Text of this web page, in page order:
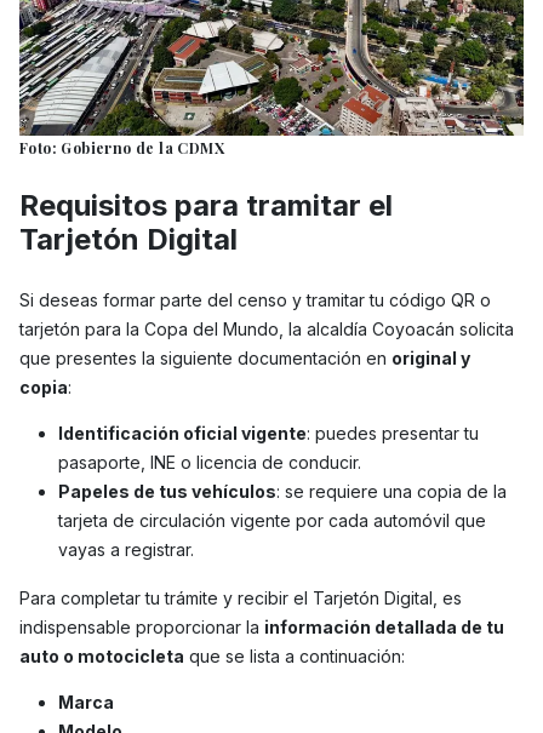
Foto: Gobierno de la CDMX
Requisitos para tramitar el
Tarjetón Digital
Si deseas formar parte del censo y tramitar tu código QR o
tarjetón para la Copa del Mundo, la alcaldía Coyoacán solicita
que presentes la siguiente documentación en original y
copia:
Identificación oficial vigente: puedes presentar tu
pasaporte, INE o licencia de conducir.
Papeles de tus vehículos: se requiere una copia de la
tarjeta de circulación vigente por cada automóvil que
vayas a registrar.
Para completar tu trámite y recibir el Tarjetón Digital, es
indispensable proporcionar la información detallada de tu
auto o motocicleta que se lista a continuación:
Marca